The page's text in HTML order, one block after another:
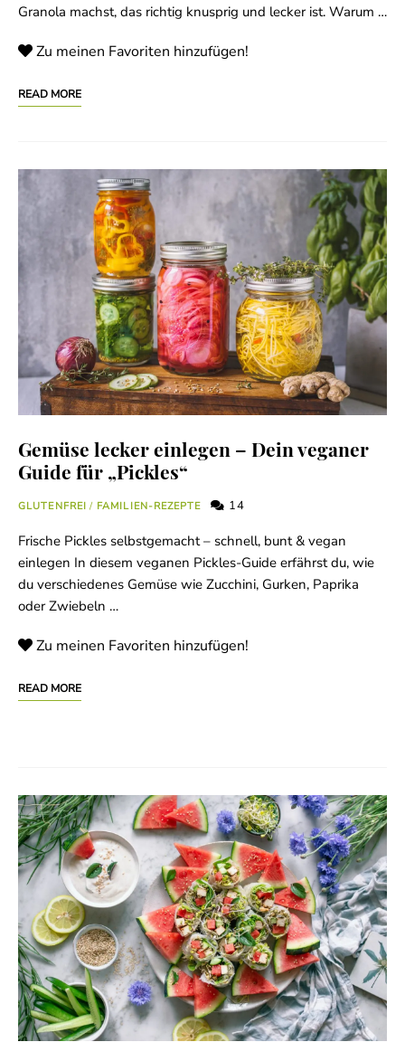
Granola machst, das richtig knusprig und lecker ist. Warum …
Zu meinen Favoriten hinzufügen!
READ MORE
Gemüse lecker einlegen – Dein veganer
Guide für „Pickles“
GLUTENFREI / FAMILIEN-REZEPTE 14
Frische Pickles selbstgemacht – schnell, bunt & vegan
einlegen In diesem veganen Pickles-Guide erfährst du, wie
du verschiedenes Gemüse wie Zucchini, Gurken, Paprika
oder Zwiebeln …
Zu meinen Favoriten hinzufügen!
READ MORE